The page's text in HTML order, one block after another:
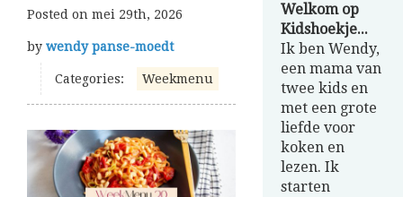
Posted on mei 29th, 2026
by wendy panse-moedt
Categories: Weekmenu
Welkom op
Kidshoekje...
Ik ben Wendy,
een mama van
twee kids en
met een grote
liefde voor
koken en
lezen. Ik
starten